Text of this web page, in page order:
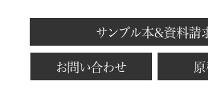
サンプル本&資料請
お問い合わせ